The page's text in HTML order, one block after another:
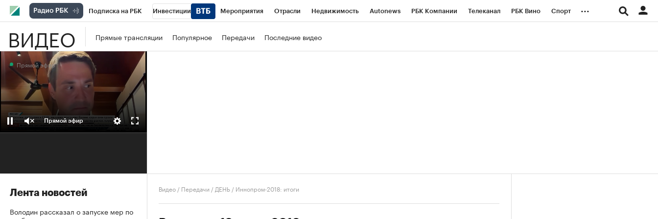
Подписка на РБК Инвестиции Мероприятия Отрасли Недвижимость Autonews РБК Компании Телеканал РБК Вино Спорт
РБК Бизнес-среда
Конференции СПб
Рынок наличной валюты
...
ВИДЕО Прямые трансляции Популярное Передачи Последние видео
Видео / Передачи / ДЕНЬ / Иннопром-2018: итоги
Прямой эфир
Прямой эфир
Лента новостей
Володин рассказал о запуске мер по